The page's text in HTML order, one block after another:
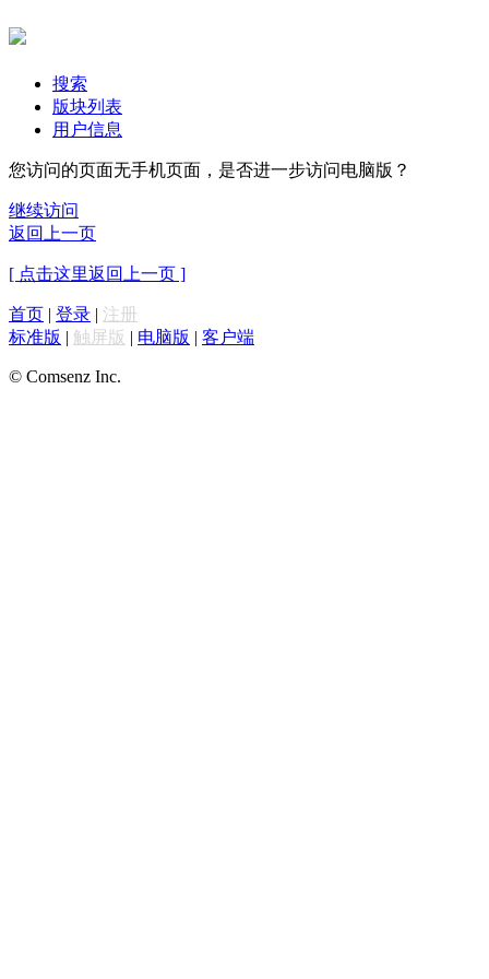
搜索
版块列表
用户信息
您访问的页面无手机页面，是否进一步访问电脑版？
继续访问
返回上一页
[ 点击这里返回上一页 ]
首页 | 登录 | 注册
标准版 | 触屏版 | 电脑版 | 客户端
© Comsenz Inc.